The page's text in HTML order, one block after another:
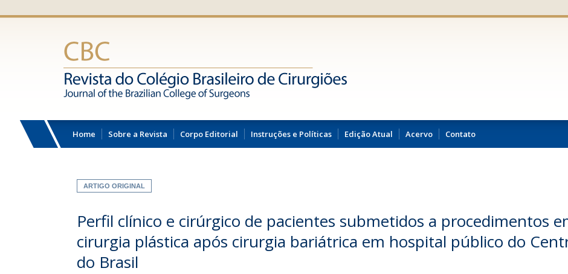
Home Sobre a Revista Corpo Editorial Instruções e Políticas Edição Atual Acervo Contato
ARTIGO ORIGINAL
Perfil clínico e cirúrgico de pacientes submetidos a procedimentos
cirurgia plástica após cirurgia bariátrica em hospital público do
do Brasil